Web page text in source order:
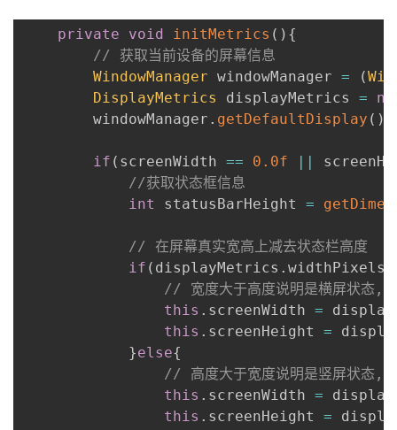
private void initMetrics ( ) {
// 获取当前设备的屏幕信息
WindowManager windowManager = (
DisplayMetrics
displayMetrics =
        windowManager
. getDefaultDisplay ( )
if ( screenWidth == 0.0f ||
//获取状态框信息
int
statusBarHeight =
// 在屏幕真实宽高上减去状态栏高度
if ( displayMetrics . widthPixels
// 宽度大于高度说明是横屏状态,
this . screenWidth =
this . screenHeight =
}else{
// 高度大于宽度说明是竖屏状态,
this . screenWidth =
this . screenHeight =